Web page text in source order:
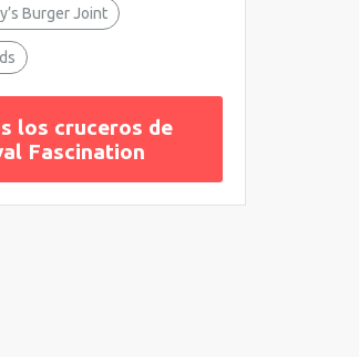
Burger Joint
los cruceros de
Fascination